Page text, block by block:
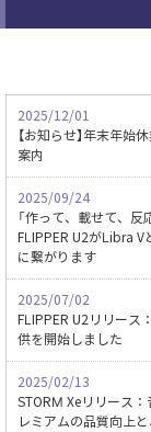
2025/12/01
【お知らせ】年末年始
案内
2025/09/24
「作って、載せて、反
FLIPPER U2がLibra V
に繋がります
2025/07/02
FLIPPER U2リリース
供を開始しました
2025/02/13
STORM Xeリリース
レミアムの品質向上